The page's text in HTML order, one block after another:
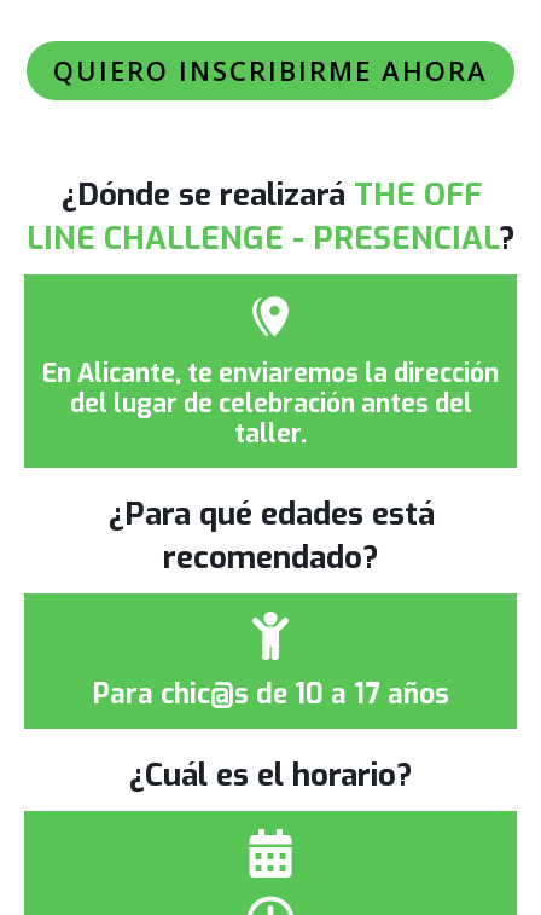
QUIERO INSCRIBIRME AHORA
¿Dónde se realizará THE OFF
LINE CHALLENGE - PRESENCIAL?
En Alicante, te enviaremos la dirección
del lugar de celebración antes del
taller.
¿Para qué edades está
recomendado?
Para chic@s de 10 a 17 años
¿Cuál es el horario?